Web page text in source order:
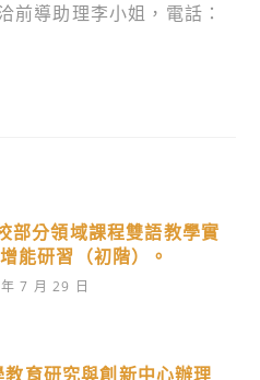
前導助理李小姐，電話：
部分領域課程雙語教學實
能研習（初階）。
7 月 29 日
育研究與創新中心辦理